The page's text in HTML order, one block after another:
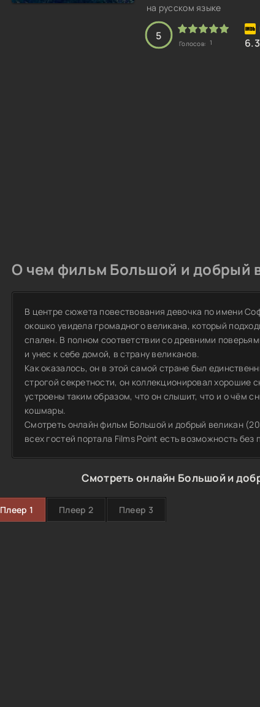
на русском языке
5
Голосов: 1 6.3
О чем фильм Большой и добрый
В центре сюжета повествования девочка по имени
окошко увидела громадного великана, который
спален. В полном соответствии со древними
и унес к себе домой, в страну великанов.
Как оказалось, он в этой самой стране был
строгой секретности, он коллекционировал хорошие
устроены таким образом, что он слышит, что и о чём
кошмары.
Смотреть онлайн фильм Большой и добрый великан
всех гостей портала Films Point есть возможность
Смотреть онлайн Большой и
Плеер 1 Плеер 2 Плеер 3